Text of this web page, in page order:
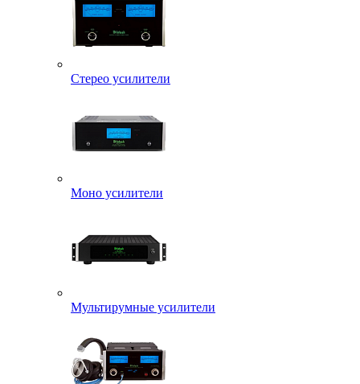
Стерео усилители
Моно усилители
Мультирумные усилители